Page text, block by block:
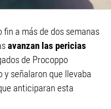
fin a más de dos semanas
avanzan las pericias
de Procoppo
señalaron que llevaba
anticiparan esta